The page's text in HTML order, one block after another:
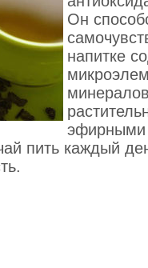
Он
напитке
пить каждый